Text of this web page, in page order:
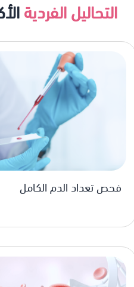
التحاليل الفردية
فحص تعداد الدم الكامل